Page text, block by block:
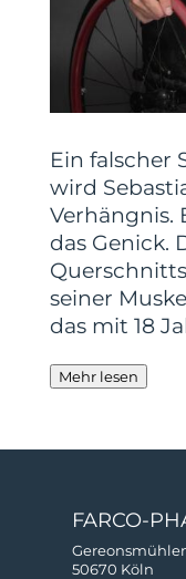
Ein falscher
wird
Verhängnis.
das Genick.
seiner
das mit 18
Mehr lesen
FARCO-
50670 Köln